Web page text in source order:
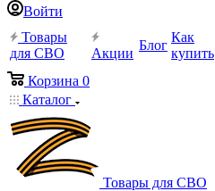
Войти
Товары
для СВО
Акции
Блог
Как
купить
Корзина 0
Каталог
Товары для СВО